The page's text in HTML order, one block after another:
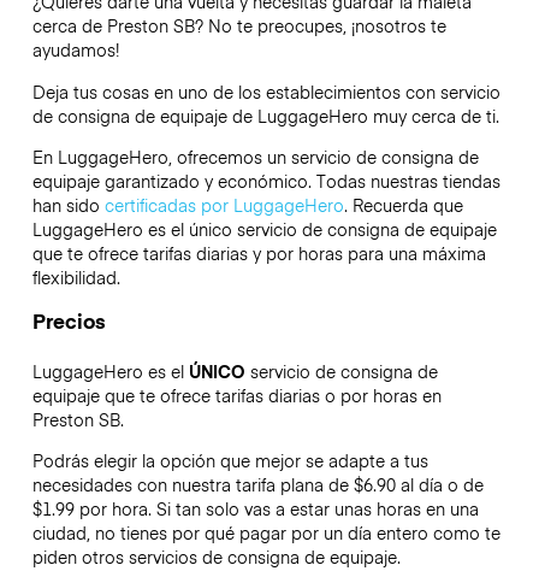
cerca de Preston SB? No te preocupes, ¡nosotros te
ayudamos!
Deja tus cosas en uno de los establecimientos con servicio
de consigna de equipaje de LuggageHero muy cerca de ti.
En LuggageHero, ofrecemos un servicio de consigna de
equipaje garantizado y económico. Todas nuestras tiendas
han sido certificadas por LuggageHero. Recuerda que
LuggageHero es el único servicio de consigna de equipaje
que te ofrece tarifas diarias y por horas para una máxima
flexibilidad.
Precios
LuggageHero es el ÚNICO servicio de consigna de
equipaje que te ofrece tarifas diarias o por horas en
Preston SB.
Podrás elegir la opción que mejor se adapte a tus
necesidades con nuestra tarifa plana de $6.90 al día o de
$1.99 por hora. Si tan solo vas a estar unas horas en una
ciudad, no tienes por qué pagar por un día entero como te
piden otros servicios de consigna de equipaje.